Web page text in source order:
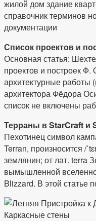
жилой дом здание
справочник терминов
документации
Список проектов и
Основная статья:
проектов и построек
архитектурные работы
архитектора Фёдора
список не включены
Терраны в StarCraft и
Пехотинец символ
Terran, произносится /
землянин; от лат. terra
вымышленной
Blizzard. В этой